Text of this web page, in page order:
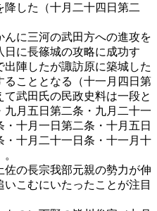
した（十月二十四日第二
に三河の武田方への進攻を
に長篠城の攻略に成功す
陣したが諏訪原に築城した
こととなる（十一月四日第
武田氏の民政史料は一段と
月五日第二条・九月二十一
十月一日第二条・十月五日
十月二十一日条・十一月十
の長宗我部元親の勢力が伸
こむにいたったことが注目